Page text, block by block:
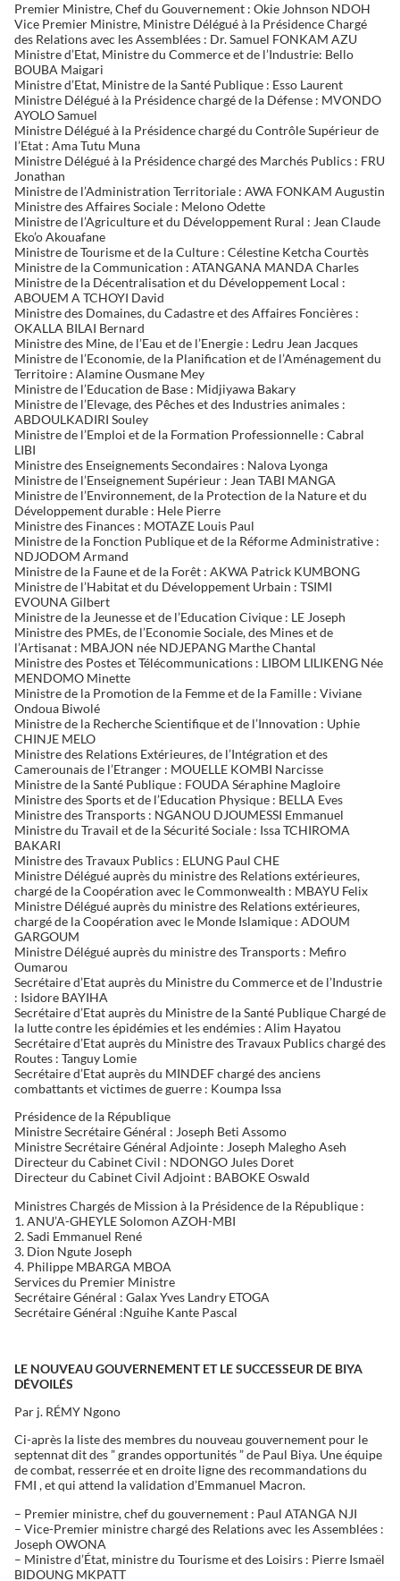
Premier Ministre, Chef du Gouvernement : Okie Johnson NDOH
Vice Premier Ministre, Ministre Délégué à la Présidence Chargé
des Relations avec les Assemblées : Dr. Samuel FONKAM AZU
Ministre d’Etat, Ministre du Commerce et de l’Industrie: Bello
BOUBA Maigari
Ministre d’Etat, Ministre de la Santé Publique : Esso Laurent
Ministre Délégué à la Présidence chargé de la Défense : MVONDO
AYOLO Samuel
Ministre Délégué à la Présidence chargé du Contrôle Supérieur de
l’Etat : Ama Tutu Muna
Ministre Délégué à la Présidence chargé des Marchés Publics : FRU
Jonathan
Ministre de l’Administration Territoriale : AWA FONKAM Augustin
Ministre des Affaires Sociale : Melono Odette
Ministre de l’Agriculture et du Développement Rural : Jean Claude
Eko’o Akouafane
Ministre de Tourisme et de la Culture : Célestine Ketcha Courtès
Ministre de la Communication : ATANGANA MANDA Charles
Ministre de la Décentralisation et du Développement Local :
ABOUEM A TCHOYI David
Ministre des Domaines, du Cadastre et des Affaires Foncières :
OKALLA BILAI Bernard
Ministre des Mine, de l’Eau et de l’Energie : Ledru Jean Jacques
Ministre de l’Economie, de la Planification et de l’Aménagement du
Territoire : Alamine Ousmane Mey
Ministre de l’Education de Base : Midjiyawa Bakary
Ministre de l’Elevage, des Pêches et des Industries animales :
ABDOULKADIRI Souley
Ministre de l’Emploi et de la Formation Professionnelle : Cabral
LIBI
Ministre des Enseignements Secondaires : Nalova Lyonga
Ministre de l’Enseignement Supérieur : Jean TABI MANGA
Ministre de l’Environnement, de la Protection de la Nature et du
Développement durable : Hele Pierre
Ministre des Finances : MOTAZE Louis Paul
Ministre de la Fonction Publique et de la Réforme Administrative :
NDJODOM Armand
Ministre de la Faune et de la Forêt : AKWA Patrick KUMBONG
Ministre de l’Habitat et du Développement Urbain : TSIMI
EVOUNA Gilbert
Ministre de la Jeunesse et de l’Education Civique : LE Joseph
Ministre des PMEs, de l’Economie Sociale, des Mines et de
l’Artisanat : MBAJON née NDJEPANG Marthe Chantal
Ministre des Postes et Télécommunications : LIBOM LILIKENG Née
MENDOMO Minette
Ministre de la Promotion de la Femme et de la Famille : Viviane
Ondoua Biwolé
Ministre de la Recherche Scientifique et de l’Innovation : Uphie
CHINJE MELO
Ministre des Relations Extérieures, de l’Intégration et des
Camerounais de l’Etranger : MOUELLE KOMBI Narcisse
Ministre de la Santé Publique : FOUDA Séraphine Magloire
Ministre des Sports et de l’Education Physique : BELLA Eves
Ministre des Transports : NGANOU DJOUMESSI Emmanuel
Ministre du Travail et de la Sécurité Sociale : Issa TCHIROMA
BAKARI
Ministre des Travaux Publics : ELUNG Paul CHE
Ministre Délégué auprès du ministre des Relations extérieures,
chargé de la Coopération avec le Commonwealth : MBAYU Felix
Ministre Délégué auprès du ministre des Relations extérieures,
chargé de la Coopération avec le Monde Islamique : ADOUM
GARGOUM
Ministre Délégué auprès du ministre des Transports : Mefiro
Oumarou
Secrétaire d’Etat auprès du Ministre du Commerce et de l’Industrie
: Isidore BAYIHA
Secrétaire d’Etat auprès du Ministre de la Santé Publique Chargé de
la lutte contre les épidémies et les endémies : Alim Hayatou
Secrétaire d’Etat auprès du Ministre des Travaux Publics chargé des
Routes : Tanguy Lomie
Secrétaire d’Etat auprès du MINDEF chargé des anciens
combattants et victimes de guerre : Koumpa Issa
Présidence de la République
Ministre Secrétaire Général : Joseph Beti Assomo
Ministre Secrétaire Général Adjointe : Joseph Malegho Aseh
Directeur du Cabinet Civil : NDONGO Jules Doret
Directeur du Cabinet Civil Adjoint : BABOKE Oswald
Ministres Chargés de Mission à la Présidence de la République :
1. ANU’A-GHEYLE Solomon AZOH-MBI
2. Sadi Emmanuel René
3. Dion Ngute Joseph
4. Philippe MBARGA MBOA
Services du Premier Ministre
Secrétaire Général : Galax Yves Landry ETOGA
Secrétaire Général :Nguihe Kante Pascal
LE NOUVEAU GOUVERNEMENT ET LE SUCCESSEUR DE BIYA
DÉVOILÉS
Par j. RÉMY Ngono
Ci-après la liste des membres du nouveau gouvernement pour le
septennat dit des ” grandes opportunités ” de Paul Biya. Une équipe
de combat, resserrée et en droite ligne des recommandations du
FMI , et qui attend la validation d’Emmanuel Macron.
– Premier ministre, chef du gouvernement : Paul ATANGA NJI
– Vice-Premier ministre chargé des Relations avec les Assemblées :
Joseph OWONA
– Ministre d’État, ministre du Tourisme et des Loisirs : Pierre Ismaël
BIDOUNG MKPATT